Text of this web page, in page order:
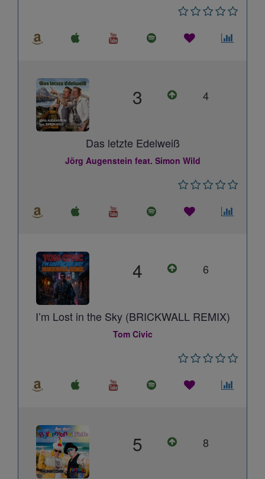
3 4
Das letzte Edelweiß
Jörg Augenstein feat. Simon Wild
4 6
I’m Lost in the Sky (BRICKWALL REMIX)
Tom Civic
5 8